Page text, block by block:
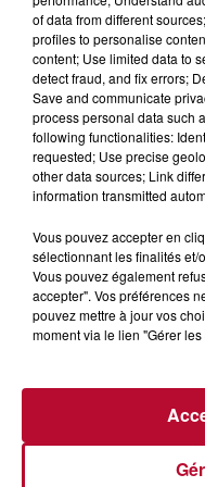
CLEVERKID :
» QUI
VAUCLUSE :
ARIA, UNE
of data from different
profiles to personalise
content; Use limited data to
detect fraud, and fix errors;
Save and communicate
process personal data such
following functionalities:
requested; Use precise
other data sources; Link
information transmitted
Vous pouvez accepter en
sélectionnant les finalités et/
Vous pouvez également
accepter". Vos préférences
pouvez mettre à jour vos
moment via le lien "Gérer